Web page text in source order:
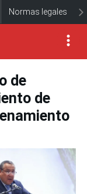
Normas legales
de
de